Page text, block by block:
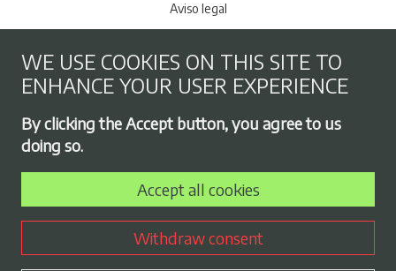
Footer menu
Aviso legal
Cookies policy
Privacy Policy
Employment exchange
Contract profile
WE USE COOKIES ON THIS SITE TO
ENHANCE YOUR USER EXPERIENCE
By clicking the Accept button, you agree to us
doing so.
Accept all cookies
Withdraw consent